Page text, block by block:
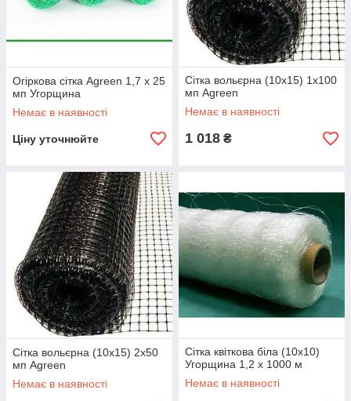
Огіркова сітка Agreen 1,7 х 25
мп Угорщина
Немає в наявності
Ціну уточнюйте
Сітка вольєрна (10х15) 1х100
мп Agreen
Немає в наявності
1 018 ₴
Сітка вольєрна (10х15) 2х50
мп Agreen
Немає в наявності
Сітка квіткова біла (10х10)
Угорщина 1,2 х 1000 м
Немає в наявності